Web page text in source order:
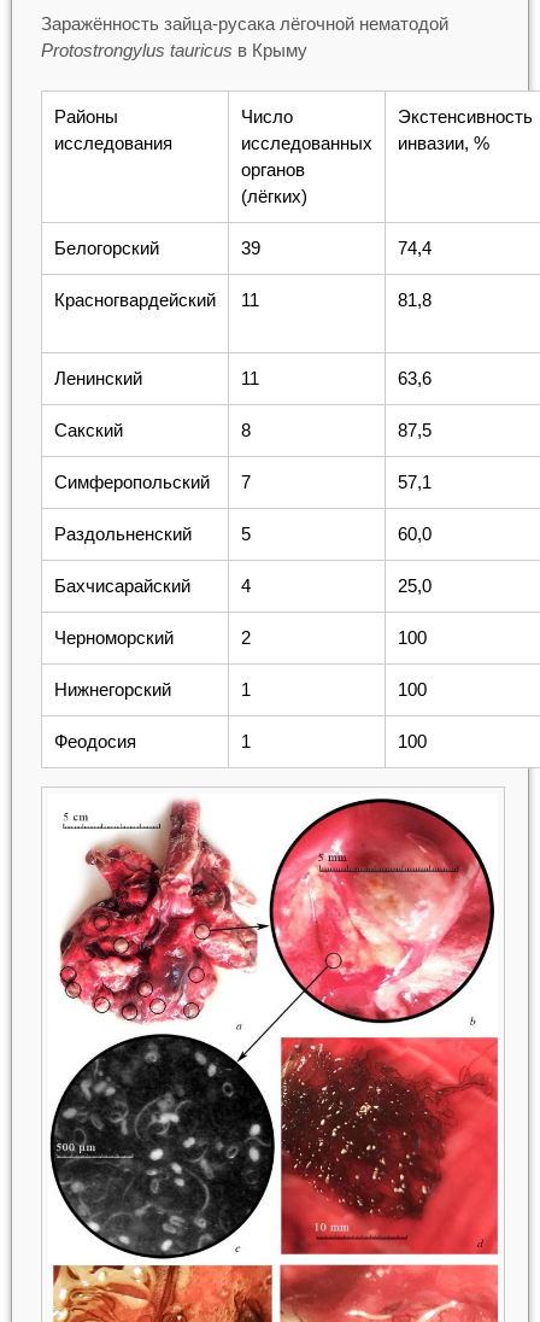
Заражённость зайца-русака лёгочной нематодой
Protostrongylus tauricus в Крыму
Районы
исследования
Число
исследованных
органов
(лёгких)
Экстенсивность
инвазии, %
Белогорский 39 74,4
Красногвардейский 11 81,8
Ленинский 11 63,6
Сакский 8 87,5
Симферопольский 7 57,1
Раздольненский 5 60,0
Бахчисарайский 4 25,0
Черноморский 2 100
Нижнегорский 1 100
Феодосия 1 100